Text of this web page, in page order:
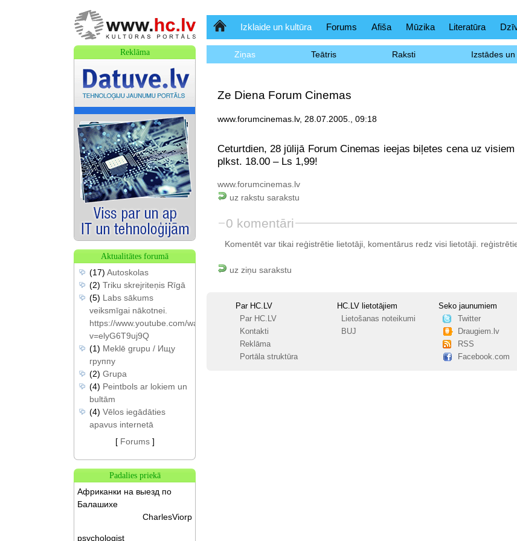
SākumlapaIzklaide un kultūra Forums Afiša Mūzika Literatūra
Ziņas Teātris Raksti Izstādes
Ze Diena Forum Cinemas
www.forumcinemas.lv, 28.07.2005., 09:18
Ceturtdien, 28 jūlijā Forum Cinemas ieejas biļetes cena uz
plkst. 18.00 – Ls 1,99!
www.forumcinemas.lv
uz rakstu sarakstu
0 komentāri
Komentēt var tikai reģistrētie lietotāji, komentārus redz visi lietotāji.
uz ziņu sarakstu
Par HC.LV
Par HC.LV
Kontakti
Reklāma
Portāla struktūra
HC.LV lietotājiem
Lietošanas noteikumi
BUJ
Seko jaunumiem
Twitter
Draugiem.lv
RSS
Facebook.com
Reklāma
Aktualitātes forumā
(17) Autoskolas
(2) Triku skrejriteņis Rīgā
(5) Labs sākums
veiksmīgai nākotnei.
https://www.youtube.com/watch?
v=elyG6T9uj9Q
(1) Meklē grupu / Ищу
группу
(2) Grupa
(4) Peintbols ar lokiem un
bultām
(4) Vēlos iegādāties
apavus internetā
[ Forums]
Padalies priekā
Африканки на выезд по
Балашихе
CharlesViorp
psychologist